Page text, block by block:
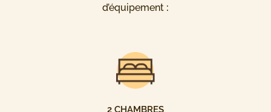
d’équipement :
2 CHAMBRES